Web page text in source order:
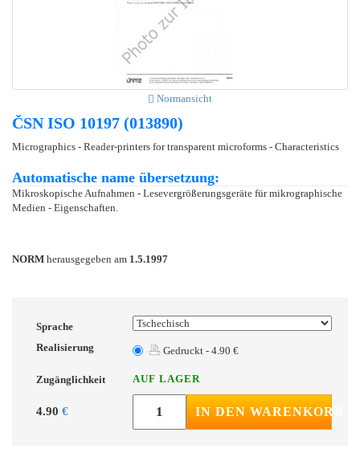
Normansicht
ČSN ISO 10197 (013890)
Micrographics - Reader-printers for transparent microforms - Characteristics
Automatische name übersetzung:
Mikroskopische Aufnahmen - Lesevergrößerungsgeräte für mikrographische
Medien - Eigenschaften.
NORM herausgegeben am 1.5.1997
Sprache
Realisierung
Gedruckt - 4.90 €
Zugänglichkeit AUF LAGER
4.90 € IN DEN WARENKORB